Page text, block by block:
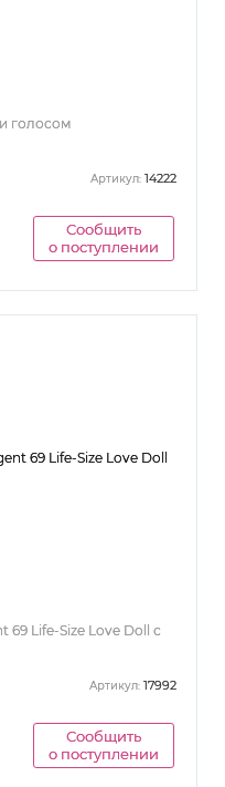
голосом
Артикул: 14222
Сообщить
о поступлении
69 Life-Size Love Doll с
Артикул: 17992
Сообщить
о поступлении